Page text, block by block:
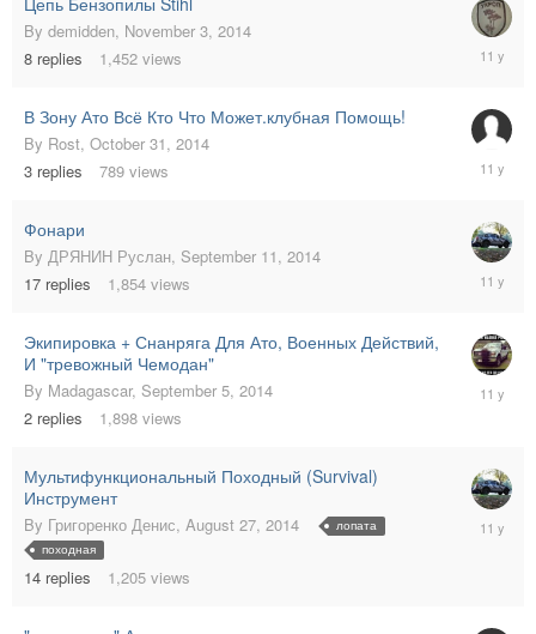
By demidden, November 3, 2014
8 replies 1,452 views
4,
В Зону Ато Всё Кто Что Может.клубная Помощь!
By Rost, October 31, 2014
3 replies 789 views
October
31,
Фонари
By ДРЯНИН Руслан, September 11, 2014
17 replies 1,854 views
15,
Экипировка + Снанряга Для Ато, Военных Действий,
И "тревожный Чемодан"
By Madagascar, September 5, 2014
2 replies 1,898 views
11,
Мультифункциональный Походный (Survival)
Инструмент
By Григоренко Денис, August 27, 2014
лопата
походная
14 replies 1,205 views
August
29,